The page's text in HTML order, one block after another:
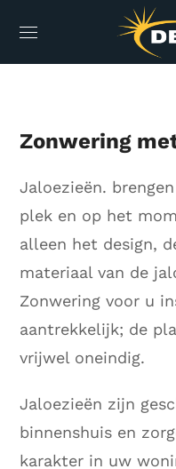
Zonwering
Jaloezieën.
plek en op het
alleen het design,
materiaal van de
Zonwering voor u
aantrekkelijk; de
vrijwel oneindig.
Jaloezieën zijn
binnenshuis en
karakter in uw